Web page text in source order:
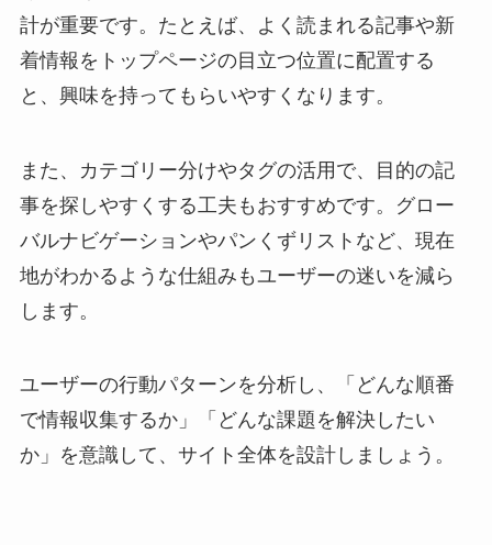
計が重要です。たとえば、よく読まれる記事や新
着情報をトップページの目立つ位置に配置する
と、興味を持ってもらいやすくなります。
また、カテゴリー分けやタグの活用で、目的の記
事を探しやすくする工夫もおすすめです。グロー
バルナビゲーションやパンくずリストなど、現在
地がわかるような仕組みもユーザーの迷いを減ら
します。
ユーザーの行動パターンを分析し、「どんな順番
で情報収集するか」「どんな課題を解決したい
か」を意識して、サイト全体を設計しましょう。